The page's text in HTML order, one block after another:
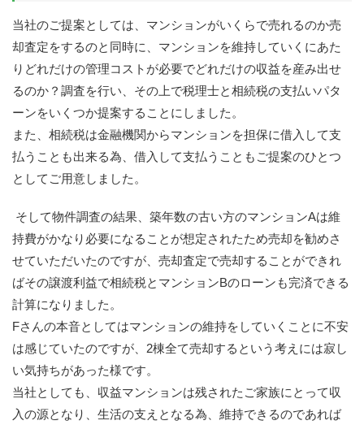
当社のご提案としては、マンションがいくらで売れるのか売
却査定をするのと同時に、マンションを維持していくにあた
りどれだけの管理コストが必要でどれだけの収益を産み出せ
るのか？調査を行い、その上で税理士と相続税の支払いパタ
ーンをいくつか提案することにしました。
また、相続税は金融機関からマンションを担保に借入して支
払うことも出来る為、借入して支払うこともご提案のひとつ
としてご用意しました。
そして物件調査の結果、築年数の古い方のマンションAは維
持費がかなり必要になることが想定されたため売却を勧めさ
せていただいたのですが、売却査定で売却することができれ
ばその譲渡利益で相続税とマンションBのローンも完済できる
計算になりました。
Fさんの本音としてはマンションの維持をしていくことに不安
は感じていたのですが、 2棟全て売却するという考えには寂し
い気持ちがあった様です。
当社としても、収益マンションは残されたご家族にとって収
入の源となり、生活の支えとなる為、維持できるのであれば